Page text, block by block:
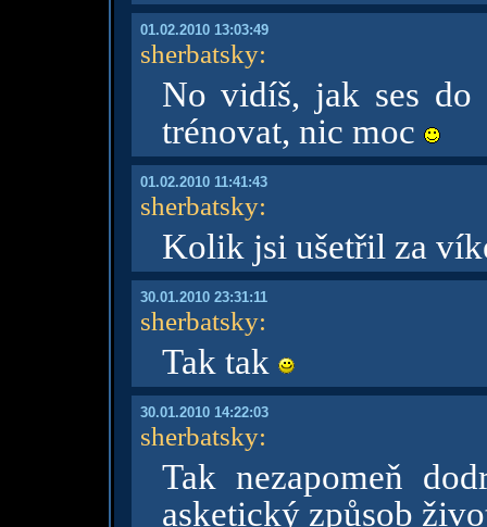
01.02.2010 13:03:49
sherbatsky:
No vidíš, jak ses do
trénovat, nic moc
01.02.2010 11:41:43
sherbatsky:
Kolik jsi ušetřil za
30.01.2010 23:31:11
sherbatsky:
Tak tak
30.01.2010 14:22:03
sherbatsky:
Tak nezapomeň
asketický způsob